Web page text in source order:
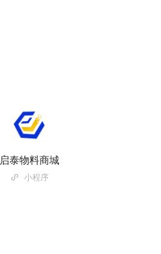
启泰物料商城
小程序